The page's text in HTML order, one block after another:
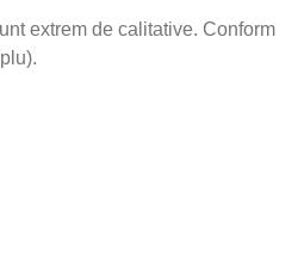
extrem de calitative. Conform